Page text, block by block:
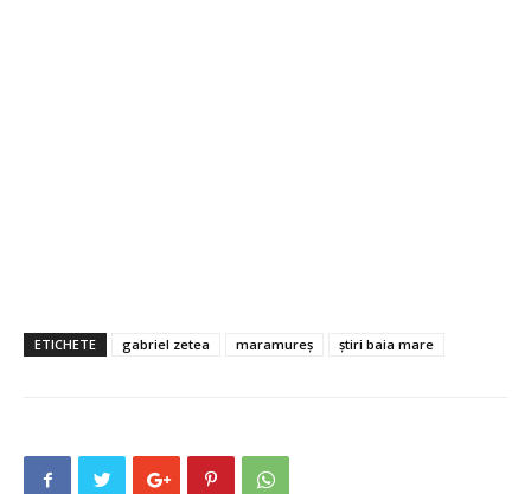
ETICHETE gabriel zetea maramureș știri baia mare